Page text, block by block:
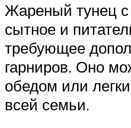
Жареный тунец
сытное и
требующее
гарниров. Оно
обедом или
всей семьи.